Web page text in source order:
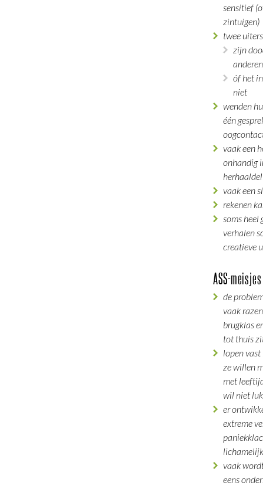
sensitief
zintuigen)
twee
zijn
óf het
niet
wenden
één
vaak een
onhandig
vaak een
rekenen
soms heel
verhalen
creatieve
ASS-
de
vaak
brugklas
tot thuis
lopen
ze willen
met
wil niet
er
extreme
vaak
eens